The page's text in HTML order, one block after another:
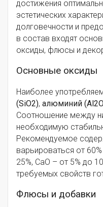
достижения
эстетических
долговечности и
в состав входят
оксиды, флюсы и
Основные оксиды
Наиболее
(SiO2), алюминий
Соотношение между
необходимую
Рекомендуемое
варьироваться от
25%, CaO – от 5% до
требуемых свойств
Флюсы и добавки